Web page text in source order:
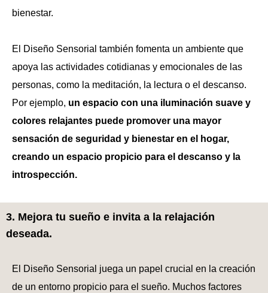
bienestar.
El Diseño Sensorial también fomenta un ambiente que
apoya las actividades cotidianas y emocionales de las
personas, como la meditación, la lectura o el descanso.
Por ejemplo, un espacio con una iluminación suave y
colores relajantes puede promover una mayor
sensación de seguridad y bienestar en el hogar,
creando un espacio propicio para el descanso y la
introspección.
3. Mejora tu sueño e invita a la relajación
deseada.
El Diseño Sensorial juega un papel crucial en la creación
de un entorno propicio para el sueño. Muchos factores